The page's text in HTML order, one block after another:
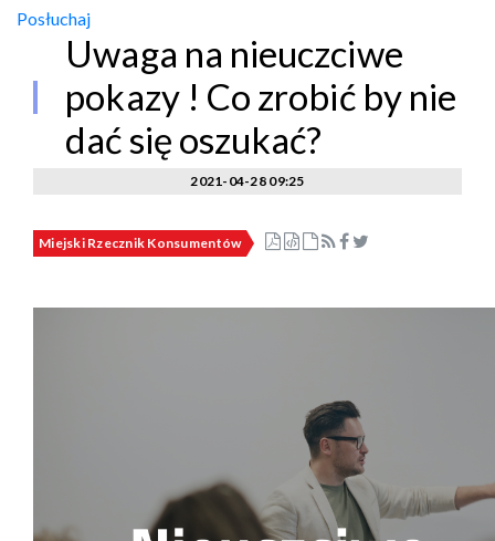
Posłuchaj
Uwaga na nieuczciwe
pokazy ! Co zrobić by nie
dać się oszukać?
2021-04-28 09:25
Miejski Rzecznik Konsumentów